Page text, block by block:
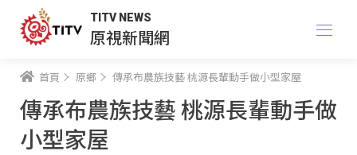
TITV NEWS
原視新聞網
首頁 原鄉 傳承布農族技藝 桃源長輩動手做小型家屋
傳承布農族技藝 桃源長輩動手做
小型家屋